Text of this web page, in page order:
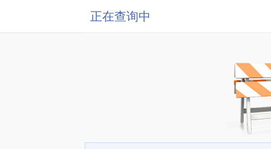
正在查询中